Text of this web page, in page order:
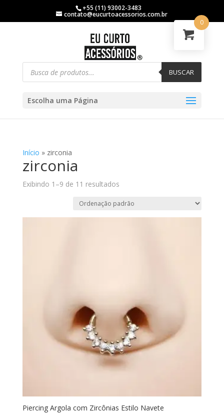
+55 (11) 93002-3483
contato@eucurtoacessorios.com.br
BUSCAR
Escolha uma Página
Início » zirconia
zirconia
Exibindo 1–9 de 11 resultados
Piercing Argola com Zircônias Estilo Navete
0